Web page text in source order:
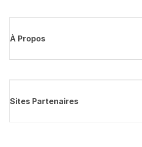
À Propos
Sites Partenaires